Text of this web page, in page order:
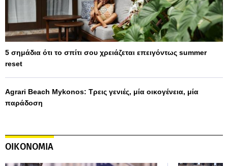
5 σημάδια ότι το σπίτι σου χρειάζεται επειγόντως summer
reset
Agrari Beach Mykonos: Τρεις γενιές, μία οικογένεια, μία
παράδοση
ΟΙΚΟΝΟΜΙΑ